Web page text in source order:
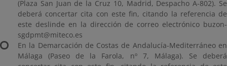
(Plaza San Juan de la Cruz 10, Madrid, Despacho A-802). Se
deberá concertar cita con este fin, citando la referencia de
este deslinde en la dirección de correo electrónico buzon-
sgdpmt@miteco.es
En la Demarcación de Costas de Andalucía-Mediterráneo en
Málaga (Paseo de la Farola, nº 7, Málaga). Se deberá